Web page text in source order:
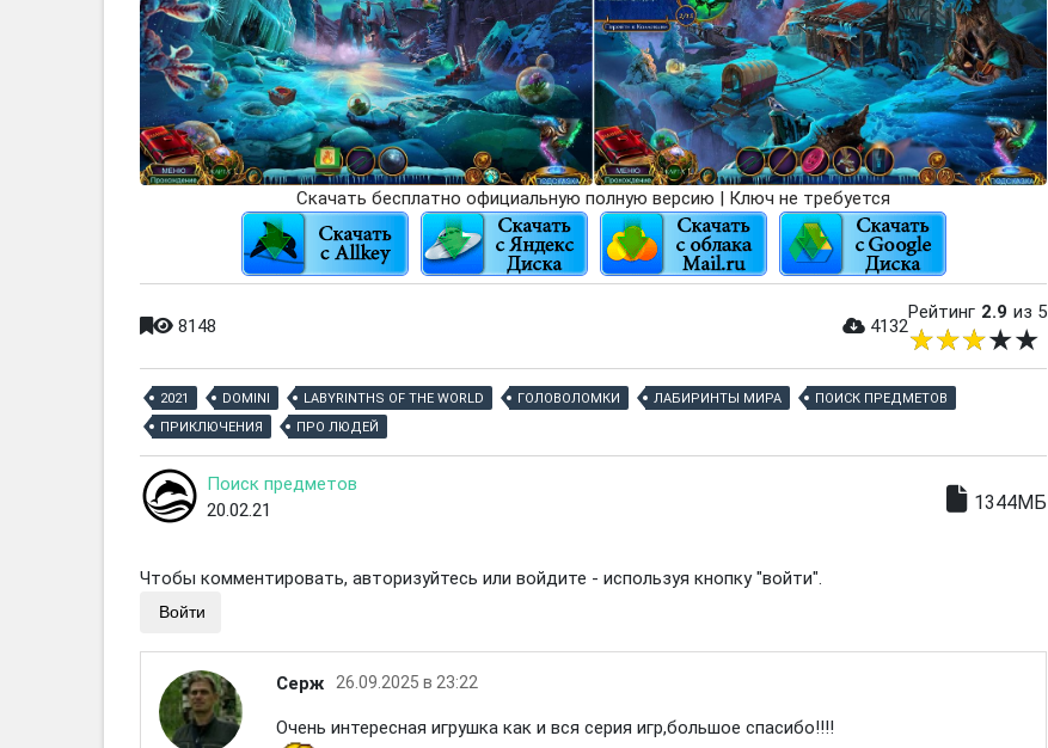
Скачать бесплатно официальную полную версию | Ключ не требуется
8148 4132
Рейтинг 2.9 из 5
2021 DOMINI LABYRINTHS OF THE WORLD ГОЛОВОЛОМКИ ЛАБИРИНТЫ МИРА
ПОИСК ПРЕДМЕТОВ
ПРИКЛЮЧЕНИЯ
ПРО ЛЮДЕЙ
Поиск предметов
20.02.21
1344МБ
Чтобы комментировать, авторизуйтесь или войдите - используя кнопку "войти".
Войти
Серж 26.09.2025 в 23:22
Очень интересная игрушка как и вся серия игр,большое спасибо!!!!